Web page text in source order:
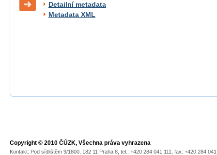
Detailní metadata
Metadata XML
Copyright © 2010 ČÚZK, Všechna práva vyhrazena
Kontakt: Pod sídlištěm 9/1800, 182 11 Praha 8, tel.: +420 284 041 111, fax: +420 284